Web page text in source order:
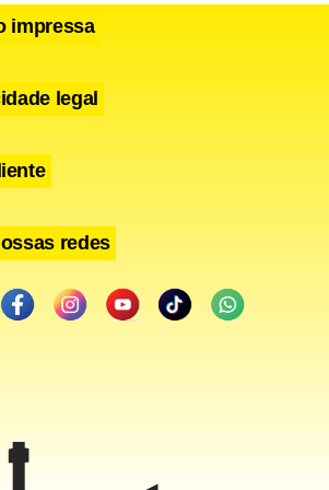
impressa
legal
redes